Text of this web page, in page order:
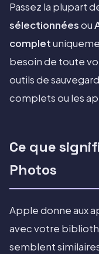
Passez la plupart
sélectionnéesou
complet
besoin de toute
outils de
complets ou les
Ce que
Photos
Apple donne aux
avec votre
semblent